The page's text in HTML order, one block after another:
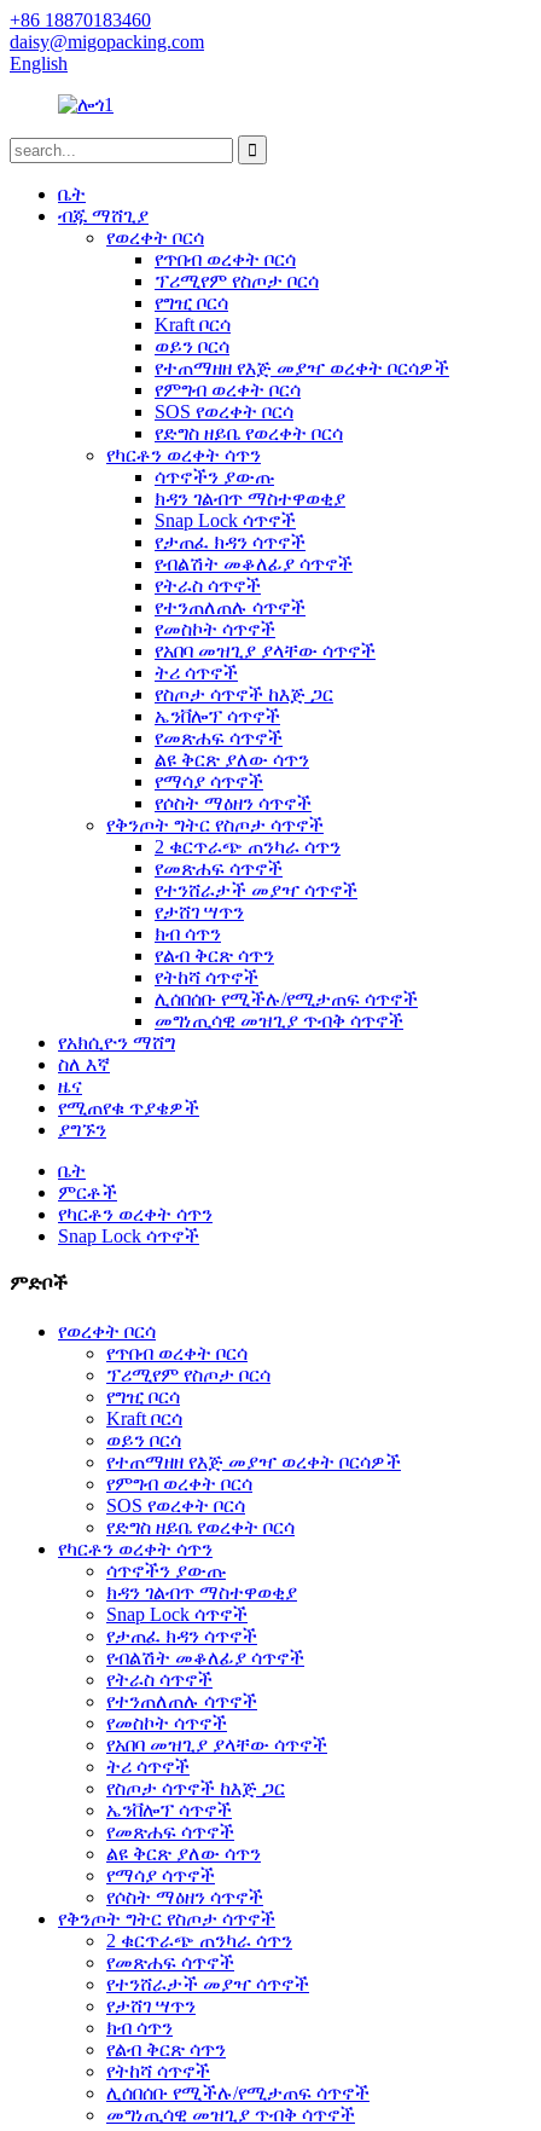
+86 18870183460
daisy@migopacking.com
English
ቤት
ብጁ ማሸጊያ
የወረቀት ቦርሳ
የጥበብ ወረቀት ቦርሳ
ፕሪሚየም የስጦታ ቦርሳ
የግዢ ቦርሳ
Kraft ቦርሳ
ወይን ቦርሳ
የተጠማዘዘ የእጅ መያዣ ወረቀት ቦርሳዎች
የምግብ ወረቀት ቦርሳ
SOS የወረቀት ቦርሳ
የድግስ ዘይቤ የወረቀት ቦርሳ
የካርቶን ወረቀት ሳጥን
ሳጥኖችን ያውጡ
ክዳን ገልብጥ ማስተዋወቂያ
Snap Lock ሳጥኖች
የታጠፈ ክዳን ሳጥኖች
የብልሽት መቆለፊያ ሳጥኖች
የትራስ ሳጥኖች
የተንጠለጠሉ ሳጥኖች
የመስኮት ሳጥኖች
የአበባ መዝጊያ ያላቸው ሳጥኖች
ትሪ ሳጥኖች
የስጦታ ሳጥኖች ከእጅ ጋር
ኤንቨሎፕ ሳጥኖች
የመጽሐፍ ሳጥኖች
ልዩ ቅርጽ ያለው ሳጥን
የማሳያ ሳጥኖች
የሶስት ማዕዘን ሳጥኖች
የቅንጦት ግትር የስጦታ ሳጥኖች
2 ቁርጥራጭ ጠንካራ ሳጥን
የመጽሐፍ ሳጥኖች
የተንሸራታች መያዣ ሳጥኖች
የታሸገ ሣጥን
ክብ ሳጥን
የልብ ቅርጽ ሳጥን
የትከሻ ሳጥኖች
ሊሰበሰቡ የሚችሉ/የሚታጠፍ ሳጥኖች
መግነጢሳዊ መዝጊያ ጥብቅ ሳጥኖች
የአክሲዮን ማሸግ
ስለ እኛ
ዜና
የሚጠየቁ ጥያቄዎች
ያግኙን
ቤት
ምርቶች
የካርቶን ወረቀት ሳጥን
Snap Lock ሳጥኖች
ምድቦች
የወረቀት ቦርሳ
የጥበብ ወረቀት ቦርሳ
ፕሪሚየም የስጦታ ቦርሳ
የግዢ ቦርሳ
Kraft ቦርሳ
ወይን ቦርሳ
የተጠማዘዘ የእጅ መያዣ ወረቀት ቦርሳዎች
የምግብ ወረቀት ቦርሳ
SOS የወረቀት ቦርሳ
የድግስ ዘይቤ የወረቀት ቦርሳ
የካርቶን ወረቀት ሳጥን
ሳጥኖችን ያውጡ
ክዳን ገልብጥ ማስተዋወቂያ
Snap Lock ሳጥኖች
የታጠፈ ክዳን ሳጥኖች
የብልሽት መቆለፊያ ሳጥኖች
የትራስ ሳጥኖች
የተንጠለጠሉ ሳጥኖች
የመስኮት ሳጥኖች
የአበባ መዝጊያ ያላቸው ሳጥኖች
ትሪ ሳጥኖች
የስጦታ ሳጥኖች ከእጅ ጋር
ኤንቨሎፕ ሳጥኖች
የመጽሐፍ ሳጥኖች
ልዩ ቅርጽ ያለው ሳጥን
የማሳያ ሳጥኖች
የሶስት ማዕዘን ሳጥኖች
የቅንጦት ግትር የስጦታ ሳጥኖች
2 ቁርጥራጭ ጠንካራ ሳጥን
የመጽሐፍ ሳጥኖች
የተንሸራታች መያዣ ሳጥኖች
የታሸገ ሣጥን
ክብ ሳጥን
የልብ ቅርጽ ሳጥን
የትከሻ ሳጥኖች
ሊሰበሰቡ የሚችሉ/የሚታጠፍ ሳጥኖች
መግነጢሳዊ መዝጊያ ጥብቅ ሳጥኖች